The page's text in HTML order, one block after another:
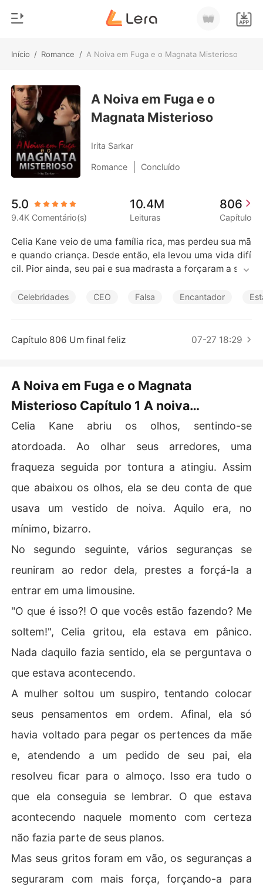
Início / Romance / A Noiva em Fuga e o Magnata Misterioso
Loja
Histórico
Sair
Baixar App
Gênero
Moderno
Lobisomem
Contos
Bilionários
Contos Curtos
A Noiva em Fuga e o
Magnata Misterioso
Irita Sarkar
Romance Concluído
5.0
9.4K Comentário(s)
10.4M
Leituras
806
Capítulo
Celia Kane veio de uma família rica, mas perdeu sua mã
e quando criança. Desde então, ela levou uma vida difí
cil. Pior ainda, seu pai e sua madrasta a forçaram a se c
ã.
casamento e teve um caso com um estranho. No dia se
Para sua surpresa, seu marido a tratava muito bem dep
nha muitos segredos.
aso era na verdade seu marido? Tyson saberia que Celi
a era apenas uma substituta de sua meia-irmã? Quando
de um magnata misterioso?
Celebridades CEO Falsa Encantador
Capítulo 806 Um final feliz 07-27 18:29
A Noiva em Fuga e o Magnata
Misterioso Capítulo 1 A noiva
substituta
Celia Kane abriu os olhos, sentindo-se
atordoada. Ao olhar seus arredores, uma
fraqueza seguida por tontura a atingiu. Assim
que abaixou os olhos, ela se deu conta de que
usava um vestido de noiva. Aquilo era, no
mínimo, bizarro.
No segundo seguinte, vários seguranças se
reuniram ao redor dela, prestes a forçá-la a
entrar em uma limousine.
"O que é isso?! O que vocês estão fazendo? Me
soltem!", Celia gritou, ela estava em pânico.
Nada daquilo fazia sentido, ela se perguntava o
que estava acontecendo.
A mulher soltou um suspiro, tentando colocar
seus pensamentos em ordem. Afinal, ela só
havia voltado para pegar os pertences da mãe
e, atendendo a um pedido de seu pai, ela
resolveu ficar para o almoço. Isso era tudo o
que ela conseguia se lembrar. O que estava
acontecendo naquele momento com certeza
não fazia parte de seus planos.
Mas seus gritos foram em vão, os seguranças a
seguraram com mais força, forçando-a para